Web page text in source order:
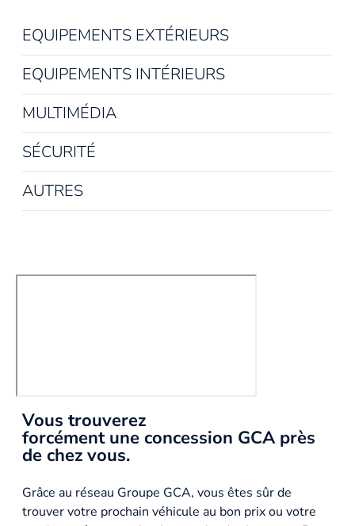
EQUIPEMENTS EXTÉRIEURS
EQUIPEMENTS INTÉRIEURS
MULTIMÉDIA
SÉCURITÉ
AUTRES
Vous trouverez
forcément une concession GCA près
de chez vous.
Grâce au réseau Groupe GCA, vous êtes sûr de
trouver votre prochain véhicule au bon prix ou votre